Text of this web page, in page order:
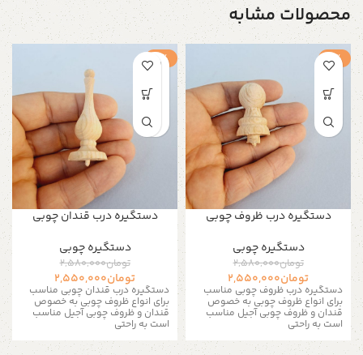
محصولات مشابه
-1%
دستگیره درب ظروف چوبی
دستگیره‌ چوبی
تومان2,580,000
تومان2,550,000
دستگیره درب ظروف چوبی مناسب
برای انواع ظروف چوبی به خصوص
قندان و ظروف چوبی آجیل مناسب
است به راحتی
-1%
دستگیره درب قندان چوبی
دستگیره‌ چوبی
تومان2,580,000
تومان2,550,000
دستگیره درب قندان چوبی مناسب
برای انواع ظروف چوبی به خصوص
قندان و ظروف چوبی آجیل مناسب
است به راحتی